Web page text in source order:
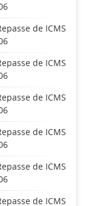
de ICMS
de ICMS
de ICMS
de ICMS
de ICMS
de ICMS